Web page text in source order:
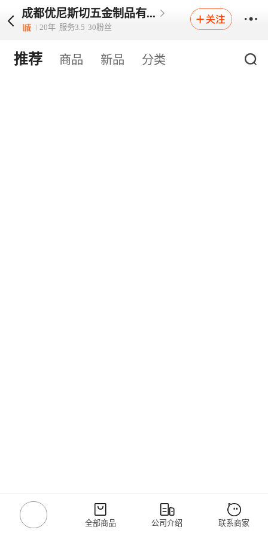
成都优尼斯切五金制品有...
20年 服务3.5 30粉丝
推荐 商品 新品 分类
全部商品 公司介绍 联系商家